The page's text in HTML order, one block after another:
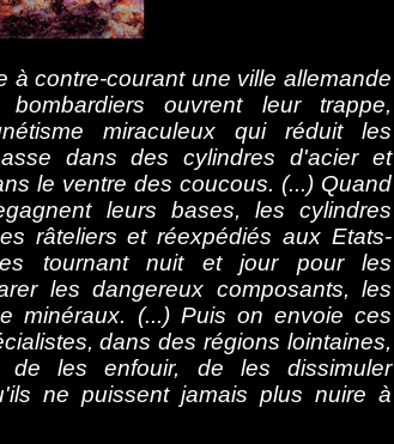
à contre-courant une ville allemande
ouvrent leur trappe,
miraculeux qui réduit les
dans des cylindres d'acier et
le ventre des coucous. (...) Quand
leurs bases, les cylindres
râteliers et réexpédiés aux Etats-
tournant nuit et jour pour les
les dangereux composants, les
minéraux. (...) Puis on envoie ces
dans des régions lointaines,
les enfouir, de les dissimuler
ne puissent jamais plus nuire à